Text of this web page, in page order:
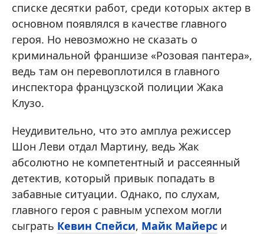
списке десятки работ, среди которых актер в
основном появлялся в качестве главного
героя. Но невозможно не сказать о
криминальной франшизе «Розовая пантера»,
ведь там он перевоплотился в главного
инспектора французской полиции Жака
Клузо.
Неудивительно, что это амплуа режиссер
Шон Леви отдал Мартину, ведь Жак
абсолютно не компетентный и рассеянный
детектив, который привык попадать в
забавные ситуации. Однако, по слухам,
главного героя с равным успехом могли
сыграть Кевин Спейси, Майк Майерс и